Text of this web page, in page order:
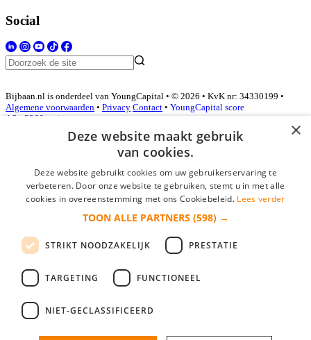
Social
Bijbaan.nl is onderdeel van YoungCapital • © 2026 • KvK nr: 34330199 •
Algemene voorwaarden • Privacy Contact • YoungCapital score
4.3 - 3366 reviews
Inloggen als bedrijf
*
login gegevens onthouden
login
Bedrijf aanmelden
×
Deze website maakt gebruik
van cookies.
Deze website gebruikt cookies om uw gebruikerservaring te
verbeteren. Door onze website te gebruiken, stemt u in met alle
cookies in overeenstemming met ons Cookiebeleid. Lees verder
TOON ALLE PARTNERS (598) →
STRIKT NOODZAKELIJK PRESTATIE
TARGETING FUNCTIONEEL
NIET-GECLASSIFICEERD